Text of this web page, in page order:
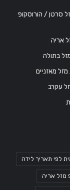
מזל סרטן / הורוסקופ
לפי תאריך לידה
מזל אריה